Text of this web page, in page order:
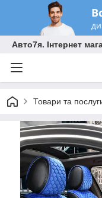
Авто7я. Інтернет
Товари та